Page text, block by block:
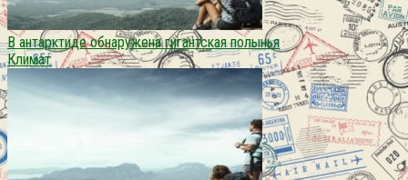
В антарктиде обнаружена гигантская полынья
Климат